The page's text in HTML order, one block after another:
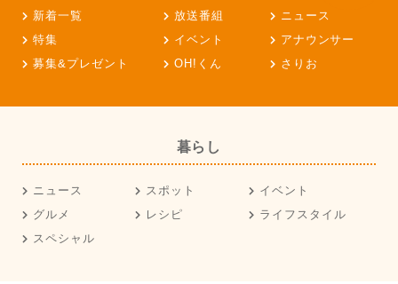
新着一覧 放送番組
ニュース
特集
イベント
アナウンサー
募集&プレゼント
OH!くん さりお
暮らし
ニュース スポット
イベント
グルメ
レシピ
ライフスタイル
スペシャル